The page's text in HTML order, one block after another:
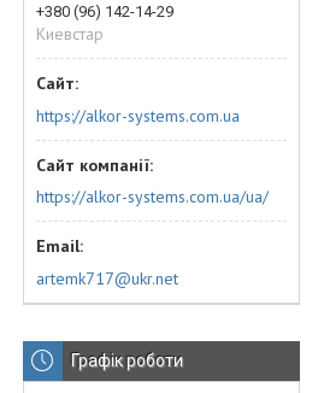
+380 (96) 142-14-29
Киевстар
https://alkor-systems.com.ua
https://alkor-systems.com.ua/ua/
artemk717@ukr.net
Графік роботи